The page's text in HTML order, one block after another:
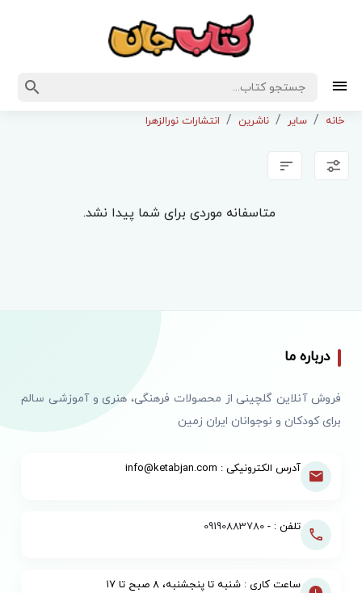
خانه سایر ناشرین انتشارات نورالزهرا
متاسفانه موردی برای شما پیدا نشد.
درباره ما
فروش آنلاین گلچینی از محصولات فرهنگی، هنری و آموزشی سالم
برای کودکان و نوجوانان ایران زمین
آدرس الکترونیکی : info@ketabjan.com
تلفن : -09190883780
ساعت کاری : شنبه تا پنجشنبه، ۸ صبح تا ۱۷